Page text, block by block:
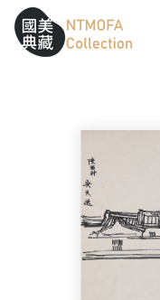
跳到中間主要內容區
網站導覽
:::